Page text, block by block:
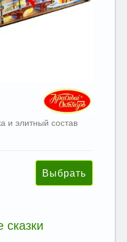
и элитный состав
сказки